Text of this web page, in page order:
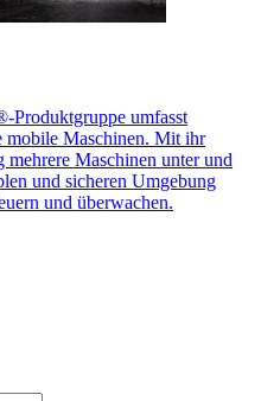
Produktgruppe umfasst
mobile Maschinen. Mit ihr
Maschinen unter und
und sicheren Umgebung
und überwachen.